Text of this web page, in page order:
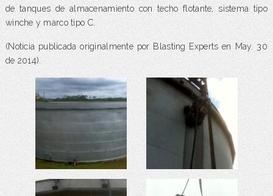
de tanques de almacenamiento con techo flotante, sistema tipo
winche y marco tipo C.
(Noticia publicada originalmente por Blasting Experts en May. 30
de 2014).